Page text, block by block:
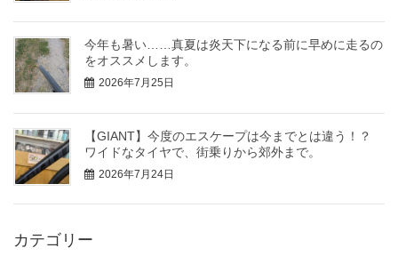
今年も暑い……真夏は炎天下になる前に早めに走るの
をオススメします。
2026年7月25日
【GIANT】今度のエスケープは今までとは違う！？
ワイドなタイヤで、街乗りから郊外まで。
2026年7月24日
カテゴリー